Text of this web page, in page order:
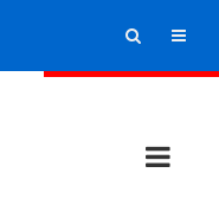
ricerca menu